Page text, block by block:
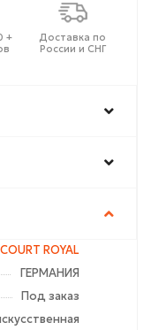
+
Доставка по
России и СНГ
COURT ROYAL
ГЕРМАНИЯ
Под заказ